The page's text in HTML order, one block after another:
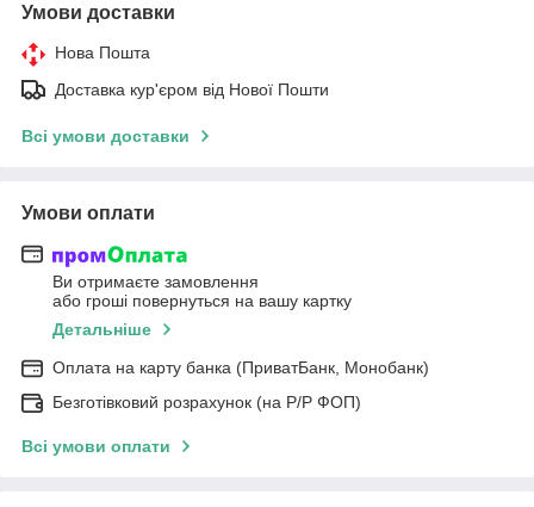
Умови доставки
Нова Пошта
Доставка кур'єром від Нової Пошти
Всі умови доставки
Умови оплати
Ви отримаєте замовлення
або гроші повернуться на вашу картку
Детальніше
Оплата на карту банка (ПриватБанк, Монобанк)
Безготівковий розрахунок (на Р/Р ФОП)
Всі умови оплати